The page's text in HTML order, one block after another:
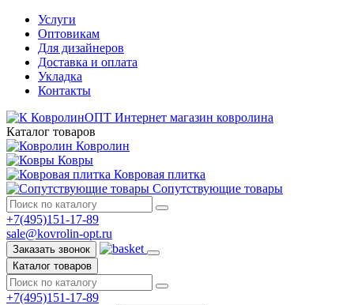
Услуги
Оптовикам
Для дизайнеров
Доставка и оплата
Укладка
Контакты
КовролинОПТ Интернет магазин ковролина
Каталог товаров
Ковролин
Ковры
Ковровая плитка
Сопутствующие товары
+7(495)151-17-89
sale@kovrolin-opt.ru
Заказать звонок
Каталог товаров
+7(495)151-17-89